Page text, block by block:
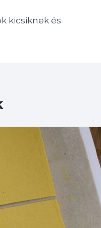
kicsiknek és